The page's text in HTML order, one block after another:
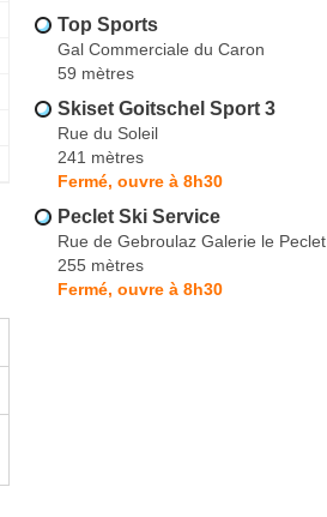
Top Sports
Gal Commerciale du Caron
59 mètres
Skiset Goitschel Sport 3
Rue du Soleil
241 mètres
Fermé, ouvre à 8h30
Peclet Ski Service
Rue de Gebroulaz Galerie le Peclet
255 mètres
Fermé, ouvre à 8h30